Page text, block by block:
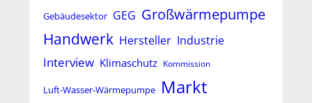
Gebäudesektor GEG Großwärmepumpe
Handwerk Hersteller Industrie
Interview Klimaschutz Kommission
Luft-Wasser-Wärmepumpe Markt